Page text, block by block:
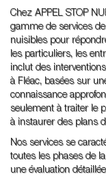
Chez APPEL STOP
gamme de services
nuisibles pour
les particuliers, les
inclut des
à Fléac, basées sur
connaissance
seulement à traiter le
à instaurer des plans
Nos services se
toutes les phases de
une évaluation